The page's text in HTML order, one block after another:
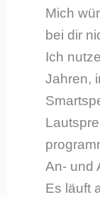
Mich
bei dir
Ich
Jahren,
An- und
Es läuft